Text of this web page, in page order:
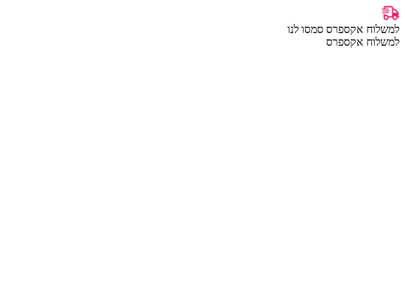
למשלוח אקספרס סמסו לנו
למשלוח אקספרס